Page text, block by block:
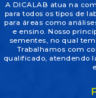
A DICALAB atua na
para todos os tipos de
para áreas como
e ensino. Nosso
sementes, no qual
Trabalhamos com
qualificado, atendendo